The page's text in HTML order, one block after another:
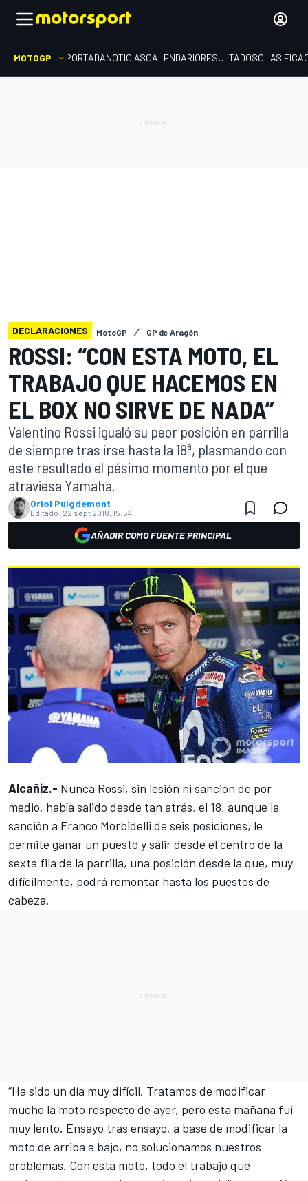
MOTOGP PORTADANOTICIASCALENDARIORESULTADOS
DECLARACIONES MotoGP GP de Aragón
ROSSI: “CON ESTA MOTO, EL
TRABAJO QUE HACEMOS EN
EL BOX NO SIRVE DE NADA”
Valentino Rossi igualó su peor posición en parrilla
de siempre tras irse hasta la 18ª, plasmando con
este resultado el pésimo momento por el que
atraviesa Yamaha.
Oriol Puigdemont
Editado: 22 sept 2018, 15:54
AÑADIR COMO FUENTE PRINCIPAL
Alcañiz.- Nunca Rossi, sin lesión ni sanción de por
medio, había salido desde tan atrás, el 18, aunque la
sanción a Franco Morbidelli de seis posiciones, le
permite ganar un puesto ysalir desde el centro de la
sexta fila de la parrilla, una posición desde la que, muy
difícilmente, podrá remontar hasta los puestos de
cabeza.
“Ha sido un día muy difícil. Tratamos de modificar
mucho la moto respecto de ayer, pero esta mañana fui
muy lento. Ensayo tras ensayo, a base de modificar la
moto de arriba a bajo, no solucionamos nuestros
problemas. Con esta moto, todo el trabajo que